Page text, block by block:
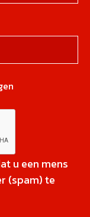
u een mens
(spam) te